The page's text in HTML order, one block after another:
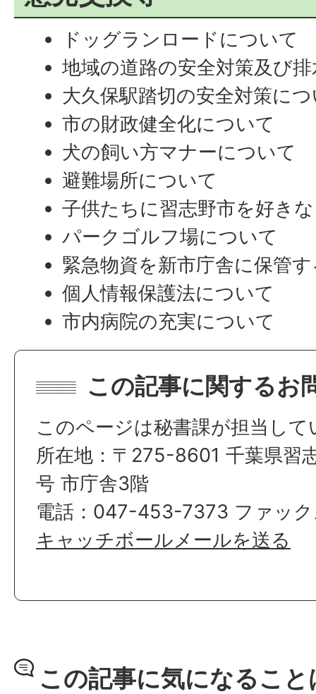
ドッグランロードについて
地域の道路の安全対策及び
大久保駅踏切の安全対策に
市の財政健全化について
犬の飼い方マナーについて
避難場所について
子供たちに習志野市を好き
パークゴルフ場について
緊急物資を新市庁舎に保管
個人情報保護法について
市内病院の充実について
この記事に関するお
このページは秘書課が担当して
所在地：〒275-8601 千葉県習
号 市庁舎3階
電話：047-453-7373 ファッ
キャッチボールメールを送る
この記事に気になるこ